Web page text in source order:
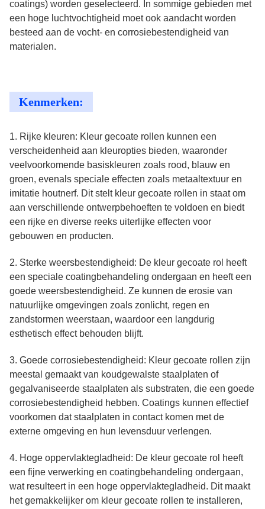
coatings) worden geselecteerd. In sommige gebieden met
een hoge luchtvochtigheid moet ook aandacht worden
besteed aan de vocht- en corrosiebestendigheid van
materialen.
Kenmerken:
1. Rijke kleuren: Kleur gecoate rollen kunnen een
verscheidenheid aan kleuropties bieden, waaronder
veelvoorkomende basiskleuren zoals rood, blauw en
groen, evenals speciale effecten zoals metaaltextuur en
imitatie houtnerf. Dit stelt kleur gecoate rollen in staat om
aan verschillende ontwerpbehoeften te voldoen en biedt
een rijke en diverse reeks uiterlijke effecten voor
gebouwen en producten.
2. Sterke weersbestendigheid: De kleur gecoate rol heeft
een speciale coatingbehandeling ondergaan en heeft een
goede weersbestendigheid. Ze kunnen de erosie van
natuurlijke omgevingen zoals zonlicht, regen en
zandstormen weerstaan, waardoor een langdurig
esthetisch effect behouden blijft.
3. Goede corrosiebestendigheid: Kleur gecoate rollen zijn
meestal gemaakt van koudgewalste staalplaten of
gegalvaniseerde staalplaten als substraten, die een goede
corrosiebestendigheid hebben. Coatings kunnen effectief
voorkomen dat staalplaten in contact komen met de
externe omgeving en hun levensduur verlengen.
4. Hoge oppervlaktegladheid: De kleur gecoate rol heeft
een fijne verwerking en coatingbehandeling ondergaan,
wat resulteert in een hoge oppervlaktegladheid. Dit maakt
het gemakkelijker om kleur gecoate rollen te installeren,